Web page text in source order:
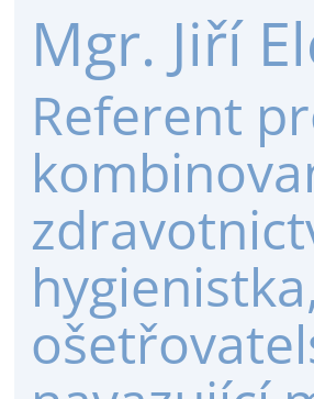
Mgr. Jiří
Referent